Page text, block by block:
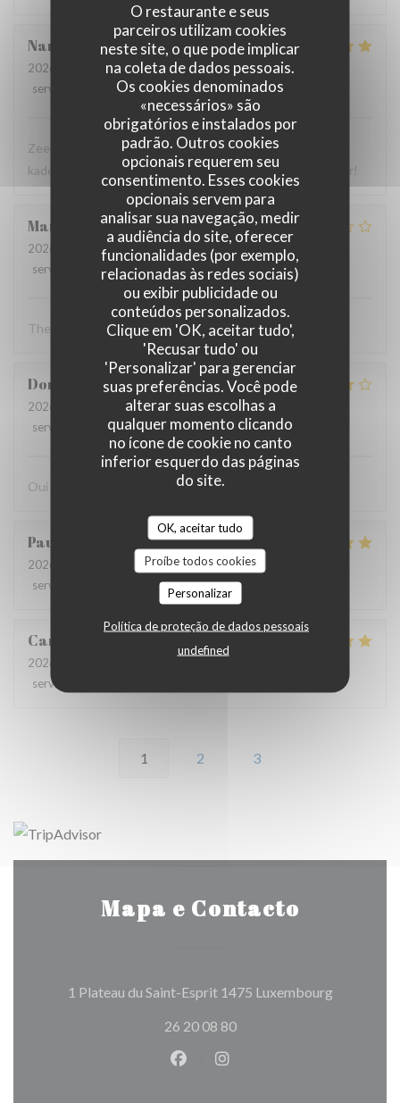
O restaurante e seus
parceiros utilizam cookies
neste site, o que pode implicar
na coleta de dados pessoais.
Os cookies denominados
«necessários» são
obrigatórios e instalados por
padrão. Outros cookies
opcionais requerem seu
consentimento. Esses cookies
opcionais servem para
analisar sua navegação, medir
a audiência do site, oferecer
funcionalidades (por exemplo,
relacionadas às redes sociais)
ou exibir publicidade ou
conteúdos personalizados.
Clique em 'OK, aceitar tudo',
'Recusar tudo' ou
'Personalizar' para gerenciar
suas preferências. Você pode
alterar suas escolhas a
qualquer momento clicando
no ícone de cookie no canto
inferior esquerdo das páginas
do site.
OK, aceitar tudo
Proíbe todos cookies
Personalizar
Política de proteção de dados pessoais
undefined
Nancy
2026-07-28
- 18:00 - guests 5
service
ambience: 5/5 menu: 5/5 quality_price
Zeer lekker eten, heel vriendelijk personeel in een gezellig
kader met Zuid-Amerikaanse vibes. Absoluut een aanrader!
Marc
2026-07-29
- 12:00 - guests 2
service
ambience: 4/5 menu: 4/5 quality_price
The food was good
DominiqueF
2026-07-26
- 19:00 - guests 3
service
ambience:4/5 menu:4/5 quality_price
Oui
Paulo
2026-07-28
- 12:15 - guests 8
service
5/5 menu:5/5 quality_price
Carolina
2026-07-26
service
1 2 3
Mapa e Contacto
1 Plateau du Saint-Esprit 1475 Luxembourg((abre
26 20 08 80
Facebook ((abre numa nova
Instagram ((abre numa